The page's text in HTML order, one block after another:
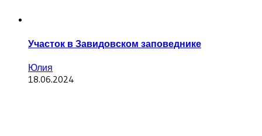
Участок в Завидовском заповеднике
Юлия
18.06.2024